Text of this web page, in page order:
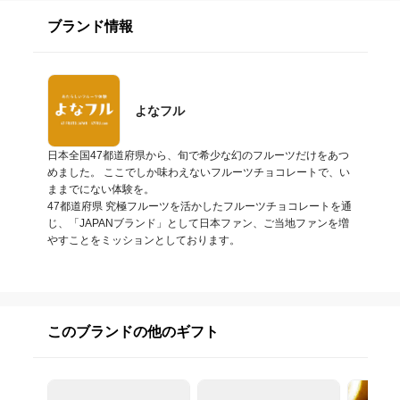
ブランド情報
よなフル
日本全国47都道府県から、旬で希少な幻のフルーツだけをあつ
めました。 ここでしか味わえないフルーツチョコレートで、い
ままでにない体験を。
47都道府県 究極フルーツを活かしたフルーツチョコレートを通
じ、「JAPANブランド」として日本ファン、ご当地ファンを増
やすことをミッションとしております。
このブランドの他のギフト